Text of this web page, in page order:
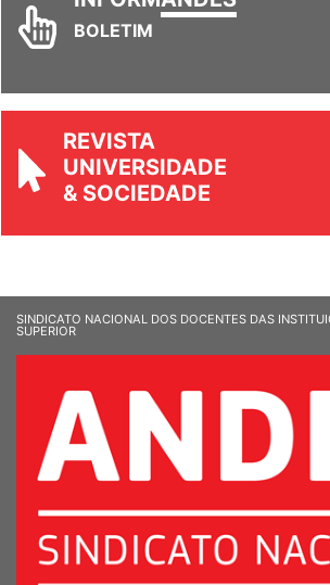
BOLETIM
REVISTA
UNIVERSIDADE
& SOCIEDADE
SINDICATO NACIONAL DOS DOCENTES DAS
SUPERIOR